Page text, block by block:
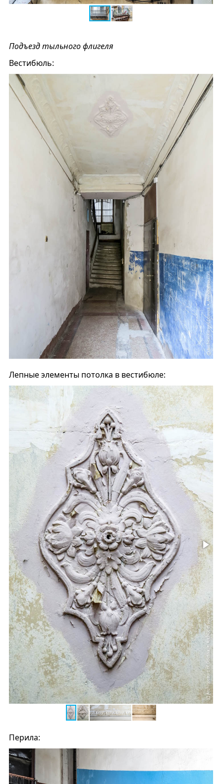
Подъезд тыльного флигеля
Вестибюль:
Лепные элементы потолка в вестибюле:
Перила: